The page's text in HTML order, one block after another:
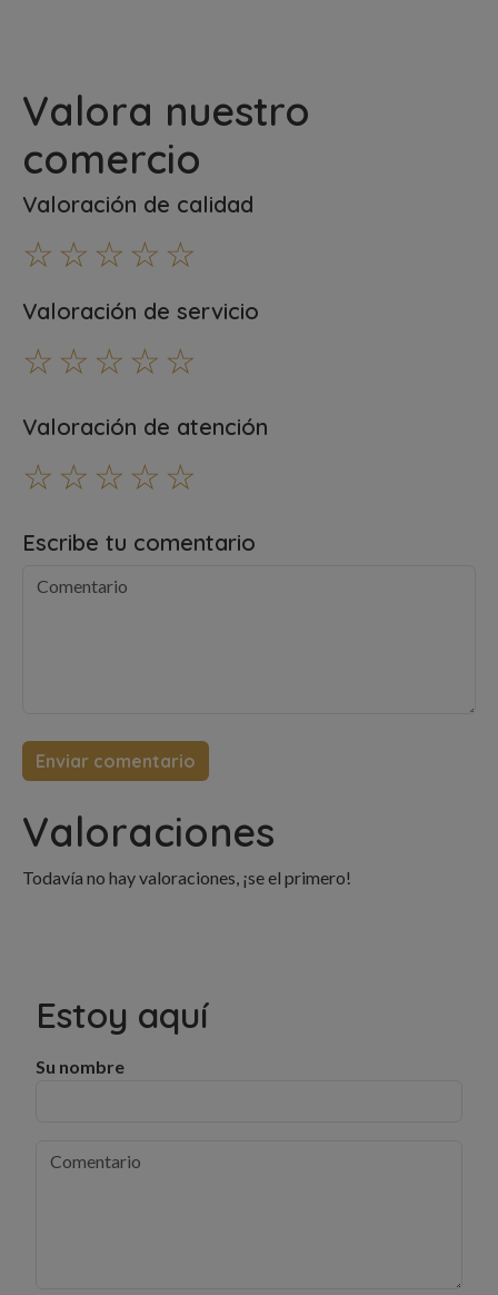
Valora nuestro
comercio
Valoración de calidad
☆ ☆ ☆ ☆ ☆
Valoración de servicio
☆ ☆ ☆ ☆ ☆
Valoración de atención
☆ ☆ ☆ ☆ ☆
Escribe tu comentario
Valoraciones
Todavía no hay valoraciones, ¡se el primero!
Estoy aquí
Su nombre